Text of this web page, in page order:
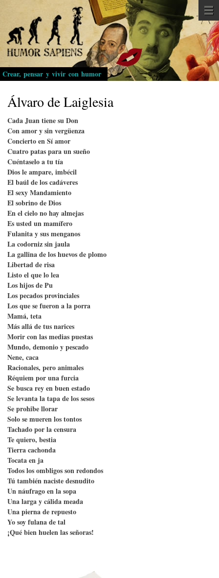
Pasar
al
contenido
principal
Crear, pensar y vivir con humor
Álvaro de Laiglesia
Cada Juan tiene su Don
Con amor y sin vergüenza
Concierto en Sí amor
Cuatro patas para un sueño
Cuéntaselo a tu tía
Dios le ampare, imbécil
El baúl de los cadáveres
El sexy Mandamiento
El sobrino de Dios
En el cielo no hay almejas
Es usted un mamífero
Fulanita y sus menganos
La codorniz sin jaula
La gallina de los huevos de plomo
Libertad de risa
Listo el que lo lea
Los hijos de Pu
Los pecados provinciales
Los que se fueron a la porra
Mamá, teta
Más allá de tus narices
Morir con las medias puestas
Mundo, demonio y pescado
Nene, caca
Racionales, pero animales
Réquiem por una furcia
Se busca rey en buen estado
Se levanta la tapa de los sesos
Se prohibe llorar
Solo se mueren los tontos
Tachado por la censura
Te quiero, bestia
Tierra cachonda
Tocata en ja
Todos los ombligos son redondos
Tú también naciste desnudito
Un náufrago en la sopa
Una larga y cálida meada
Una pierna de repuesto
Yo soy fulana de tal
¡Qué bien huelen las señoras!